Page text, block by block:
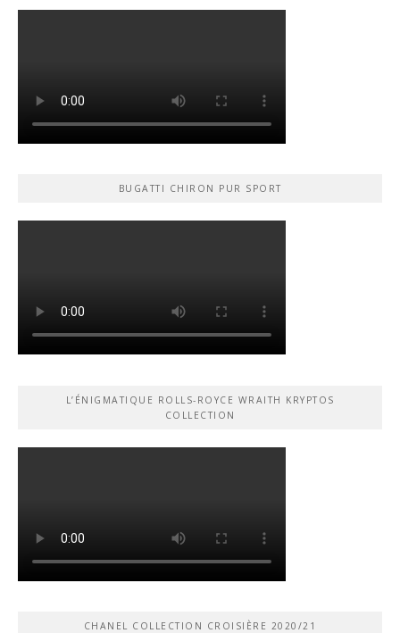
BUGATTI CHIRON PUR SPORT
L’ÉNIGMATIQUE ROLLS-ROYCE WRAITH KRYPTOS
COLLECTION
CHANEL COLLECTION CROISIÈRE 2020/21